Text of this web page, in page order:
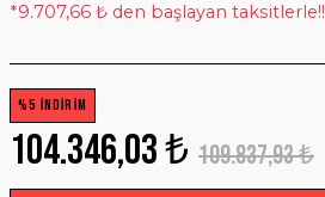
*9.707,66 ₺ den başlayan taksitlerle!!
%5 İNDİRİM
104.346,03 ₺ 109.837,93 ₺